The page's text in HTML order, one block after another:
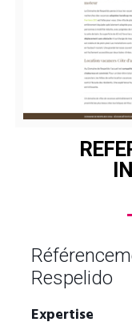
Respelido
Expertise